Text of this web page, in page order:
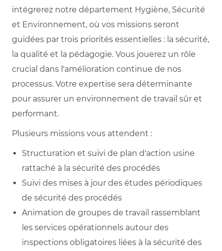
intégrerez notre département Hygiène, Sécurité
et Environnement, où vos missions seront
guidées par trois priorités essentielles : la sécurité,
la qualité et la pédagogie. Vous jouerez un rôle
crucial dans l'amélioration continue de nos
processus. Votre expertise sera déterminante
pour assurer un environnement de travail sûr et
performant.
Plusieurs missions vous attendent :
Structuration et suivi de plan d'action usine
rattaché à la sécurité des procédés
Suivi des mises à jour des études périodiques
de sécurité des procédés
Animation de groupes de travail rassemblant
les services opérationnels autour des
inspections obligatoires liées à la sécurité des